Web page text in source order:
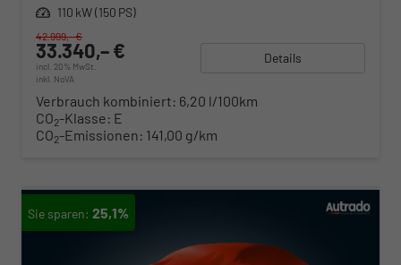
Leistung 110 kW (150 PS)
33.340,– €
incl. 20% MwSt.
inkl. NoVA
42.999,– €
Details
Verbrauch kombiniert: 6,20 l/100km
CO2-Klasse: E
CO2-Emissionen: 141,00 g/km
25,1%